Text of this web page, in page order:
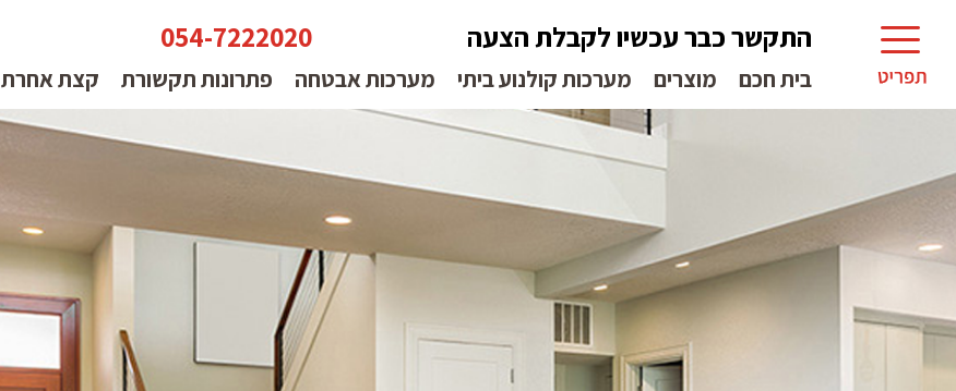
התקשר כבר עכשיו לקבלת הצעה 054-7222020
בית חכם מוצרים מערכות קולנוע ביתי מערכות אבטחה פתרונות תקשורת קצת אחרת